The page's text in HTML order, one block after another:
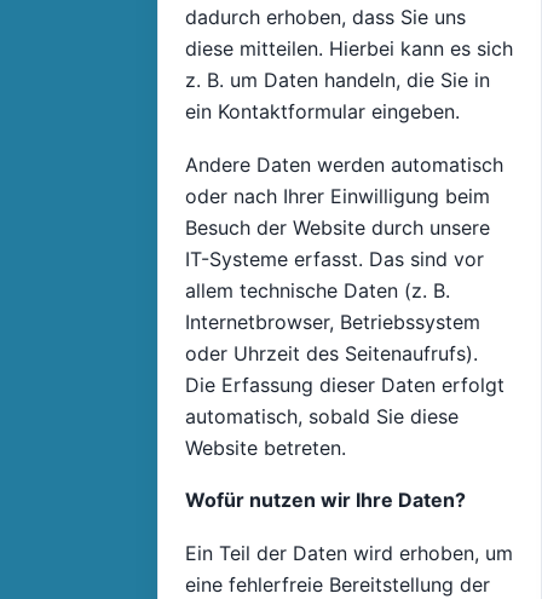
dadurch erhoben, dass Sie uns
diese mitteilen. Hierbei kann es sich
z. B. um Daten handeln, die Sie in
ein Kontaktformular eingeben.
Andere Daten werden automatisch
oder nach Ihrer Einwilligung beim
Besuch der Website durch unsere
IT-Systeme erfasst. Das sind vor
allem technische Daten (z. B.
Internetbrowser, Betriebssystem
oder Uhrzeit des Seitenaufrufs).
Die Erfassung dieser Daten erfolgt
automatisch, sobald Sie diese
Website betreten.
Wofür nutzen wir Ihre Daten?
Ein Teil der Daten wird erhoben, um
eine fehlerfreie Bereitstellung der